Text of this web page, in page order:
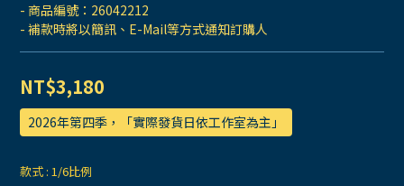
- 商品編號：26042212
- 補款時將以簡訊、E-Mail等方式通知訂購人
NT$3,180
2026年第四季，「實際發貨日依工作室為主」
款式 : 1/6比例